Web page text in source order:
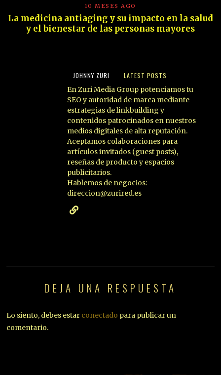
10 MESES AGO
La medicina antiaging y su impacto en la salud
y el bienestar de las personas mayores
JOHNNY ZURI LATEST POSTS
En Zuri Media Group potenciamos tu
SEO y autoridad de marca mediante
estrategias de linkbuilding y
contenidos patrocinados en nuestros
medios digitales de alta reputación.
Aceptamos colaboraciones para
artículos invitados (guest posts),
reseñas de producto y espacios
publicitarios.
Hablemos de negocios:
direccion@zurired.es
DEJA UNA RESPUESTA
Lo siento, debes estar conectado para publicar un
comentario.